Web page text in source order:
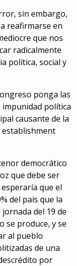
sin embargo,
reafirmarse en
que nos
radicalmente
política, social y
ponga las
impunidad política
causante de la
establishment
democrático
que debe ser
que el
del país que la
del 19 de
se produce, y se
al pueblo
de una
por